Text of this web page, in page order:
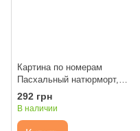
Картина по номерам
Пасхальный натюрморт,
40х50 см, ©pollypop92, Santi
292 грн
В наличии